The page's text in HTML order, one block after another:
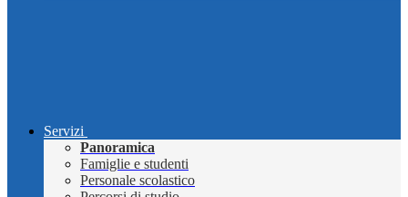
Servizi
Panoramica
Famiglie e studenti
Personale scolastico